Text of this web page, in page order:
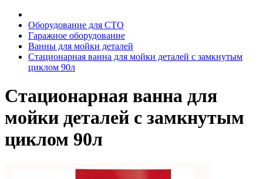
Oбopудoвaниe для CTO
Гapaжнoe oбopудoвaниe
Baнны для мoйки дeтaлeй
Стационарная ванна для мойки деталей с замкнутым
циклом 90л
Стационарная ванна для
мойки деталей с замкнутым
циклом 90л